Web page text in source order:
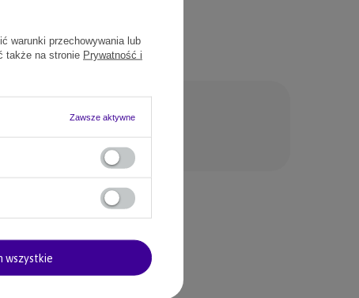
warunki przechowywania lub
także na stronie Prywatność i
Zawsze aktywne
wszystkie